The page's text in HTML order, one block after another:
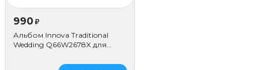
990 ₽
Альбом Innova Traditional
Wedding Q66W2678X для